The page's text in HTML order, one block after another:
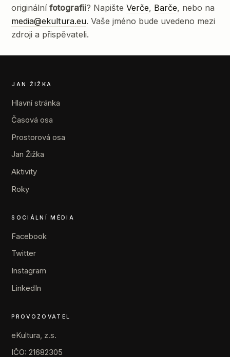
originálnífotografii? NapišteVerče, Barče, nebo na
media@ekultura.eu. Vaše jméno bude uvedeno mezi
zdroji a přispěvateli.
JAN ŽIŽKA
Hlavní stránka
Časová osa
Prostorová osa
Jan Žižka
Aktivity
Roky
SOCIÁLNÍ MÉDIA
Facebook
Twitter
Instagram
LinkedIn
PROVOZOVATEL
eKultura, z.s.
IČO: 21682305